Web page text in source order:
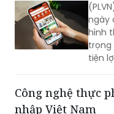
ngày
hình
trọng
tiện
Công nghệ thực
nhập Việt Nam